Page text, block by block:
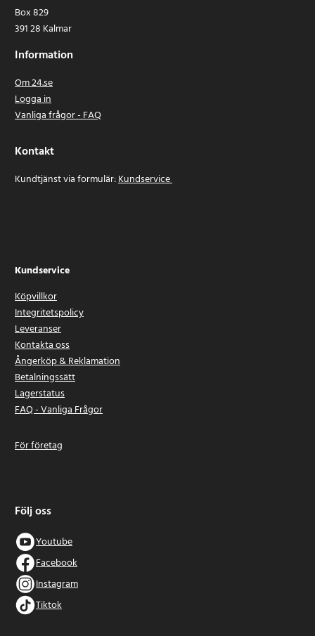
Box 829
391 28 Kalmar
Information
Om 24.se
Logga in
Vanliga frågor - FAQ
Kontakt
Kundtjänst via formulär:Kundservice
Kundservice
Köpvillkor
Integritetspolicy
Leveranser
Kontakta oss
Ångerköp & Reklamation
Betalningssätt
Lagerstatus
FAQ - Vanliga Frågor
För företag
Följ oss
Youtube
Facebook
Instagram
Tiktok